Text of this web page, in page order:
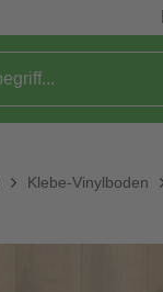
Klebe-Vinylboden